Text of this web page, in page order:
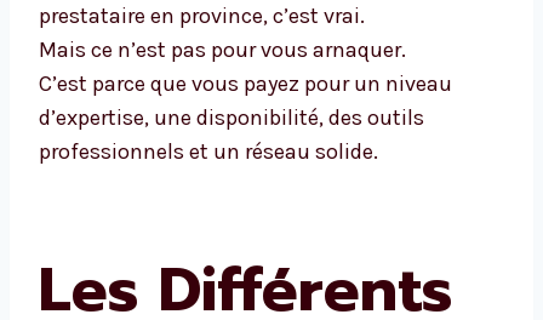
prestataire en province, c’est vrai.
Mais ce n’est pas pour vous arnaquer.
C’est parce que vous payez pour un niveau
d’expertise, une disponibilité, des outils
professionnels et un réseau solide.
Les Différents